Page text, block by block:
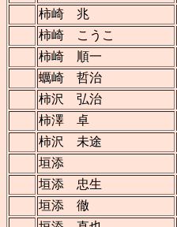
柿崎 兆
柿崎 こうこ
柿崎 順一
蠣崎 哲治
柿沢 弘治
柿澤 卓
柿沢 未途
垣添
垣添 忠生
垣添 徹